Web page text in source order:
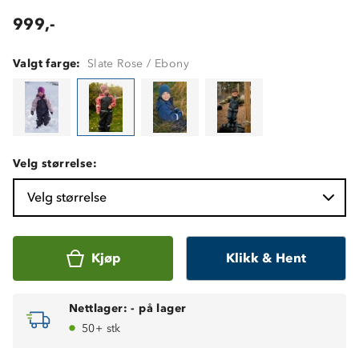
999,-
Valgt farge: Slate Rose / Ebony
Velg størrelse:
Velg størrelse
Kjøp Klikk & Hent
Nettlager: - på lager
50+ stk